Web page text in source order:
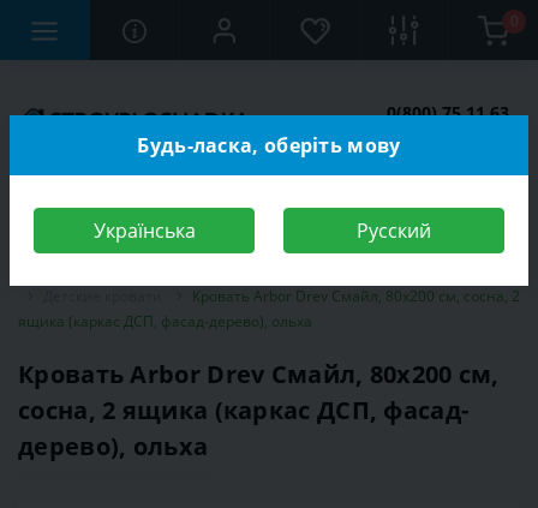
0
0(800) 75 11 63
Кровать Arbor Drev Смайл, 80х200 см, сосна, 2
ящика (каркас ДСП, фасад-дерево), ольха
Кровать Arbor Drev Смайл, 80х200 см,
сосна, 2 ящика (каркас ДСП, фасад-
дерево), ольха
Будь-ласка, оберіть мову
Українська Русский